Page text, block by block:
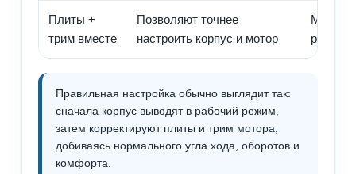
Плиты +
трим вместе
Позволяют точнее
настроить корпус и мотор
разных
Правильная настройка обычно выглядит так:
сначала корпус выводят в рабочий режим,
затем корректируют плиты и трим мотора,
добиваясь нормального угла хода, оборотов и
комфорта.